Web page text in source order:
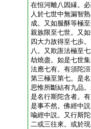
在恒河離八因縁。
人於七世中無漏智
成。又如服酥等極
親族限至七世。又
四大力故得至七歩
八。又欺誑法極至
劫燒盡。如是七世
法應七有。有須陀
第三極至第七。是
思惟所斷結有九品
是名行斯陀含者。
是事不然。佛經中
喩經中説。又行斯
二或三往來。或於